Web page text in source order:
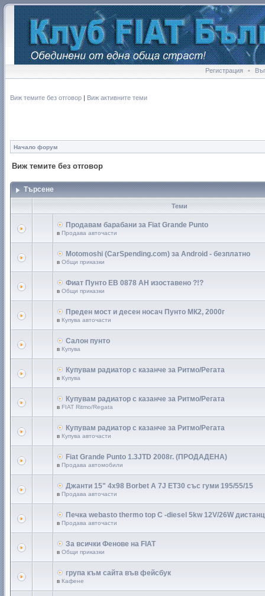
Регистрация •
Виж темите без отговор | Виж активните теми
Начало форум
Виж темите без отговор
Търсене
Теми
Продавам барабани за Fiat Grande Punto
в Продава авточасти
Motomoshi (CarSpending.com) за Android - безплатно
в Общи приказки
Фиат Пунто ЕВ 0878 АН изоставено ?!?
в Общи приказки
Преден мост и десен носач Пунто МК2, 2000г
в Купува авточасти
Салон пунто
в Купува
Купувам радиатор с казанче за Ритмо/Регата
в Купува
Купувам радиатор с казанче за Ритмо/Регата
в FIAT Ritmo/Regata
Купувам радиатор с казанче за Ритмо/Регата
в Купува авточасти
Fiat Grande Punto 1.3JTD 2008г. (ПРОДАДЕНА)
в Продава автомобили
Джанти 15" 4х98 Borbet A 7J ET30 със гуми 195/55/15
в Продава авточасти
Печка webasto thermo top C -diesel 5kw 12V/26W
в Продава авточасти
За всички Фенове на FIAT
в Общи приказки
група към сайта във фейсбук
в Кафене